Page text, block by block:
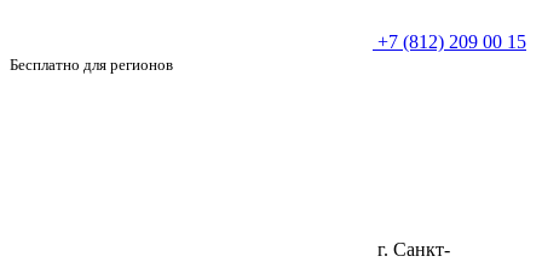
+7 (812) 209 00 15
Бесплатно для регионов
г. Санкт-